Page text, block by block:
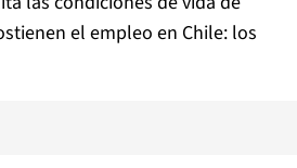
el empleo en Chile: los